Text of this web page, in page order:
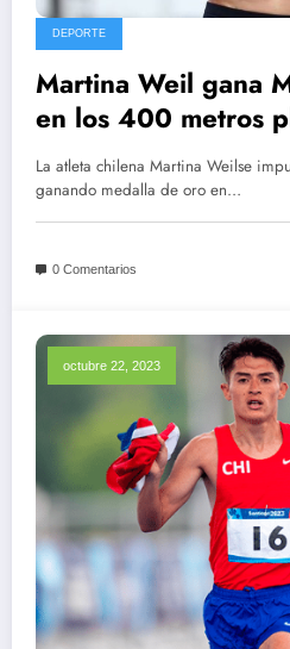
DEPORTE
Martina Weil gana
en los 400 metros
La atleta chilena Martina Weilse
ganando medalla de oro en…
0 Comentarios
octubre 22, 2023